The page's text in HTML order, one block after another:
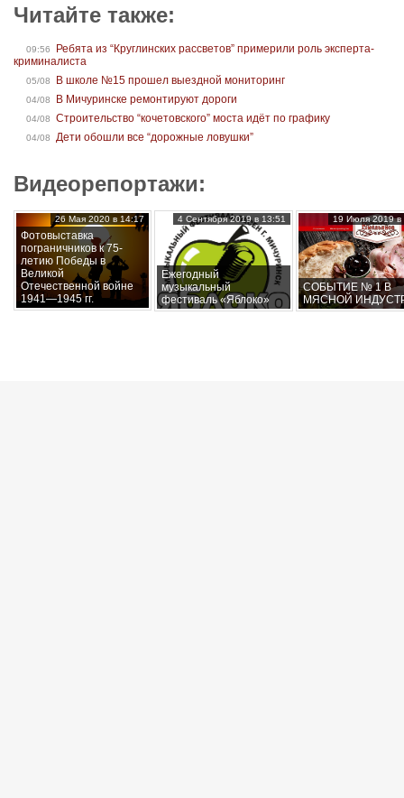
Читайте также:
09:56
Ребята из “Круглинских рассветов” примерили роль эксперта-
криминалиста
05/08 В школе №15 прошел выездной мониторинг
04/08 В Мичуринске ремонтируют дороги
04/08 Строительство “кочетовского” моста идёт по графику
04/08 Дети обошли все “дорожные ловушки”
Видеорепортажи:
Фотовыставка
пограничников к 75-
летию Победы в
Великой
Отечественной войне
1941—1945 гг.
26 Мая 2020 в 14:17
Ежегодный
музыкальный
фестиваль «Яблоко»
4 Сентября 2019 в 13:51
СОБЫТИЕ № 1 В
МЯСНОЙ
19 Июля 2019 в